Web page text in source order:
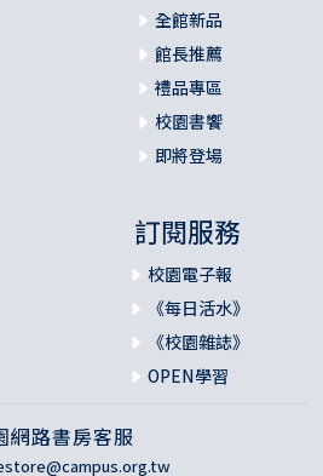
全館新品
館長推薦
禮品專區
校園書饗
即將登場
訂閱服務
校園電子報
《每日活水》
《校園雜誌》
OPEN學習
網路書房客服